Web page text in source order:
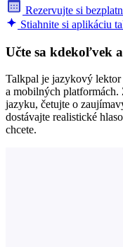
Rezervujte si
Stiahnite si aplikáciu
Učte sa kdekoľvek
Talkpal je jazykový
a mobilných platformách.
jazyku, četujte o
dostávajte realistické
chcete.